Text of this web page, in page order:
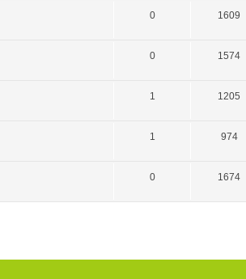
0 1609
0 1574
1 1205
1 974
0 1674